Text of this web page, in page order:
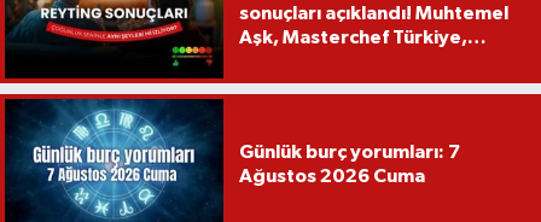
sonuçları açıklandı! Muhtemel
Aşk, Masterchef Türkiye,
Günlük burç yorumları: 7
Ağustos 2026 Cuma